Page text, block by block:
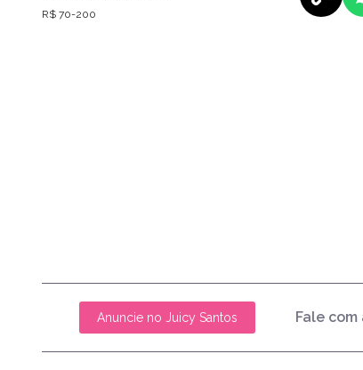
R$ 70-200
Anuncie no Juicy Santos Fale